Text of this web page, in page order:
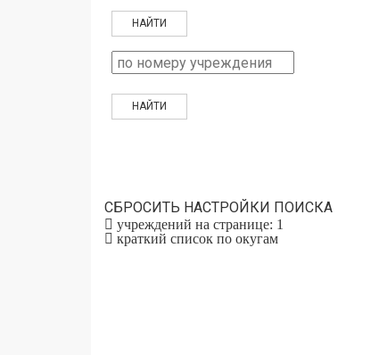
СБРОСИТЬ НАСТРОЙКИ ПОИСКА
учреждений на странице: 1
краткий список по окугам